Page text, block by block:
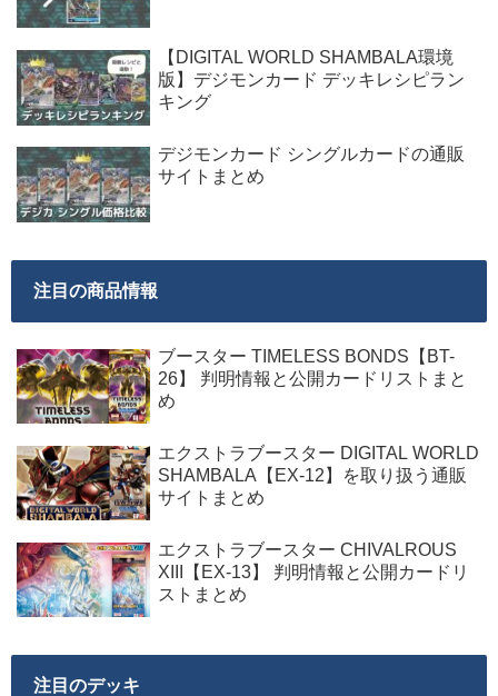
【DIGITAL WORLD SHAMBALA環境
版】デジモンカード デッキレシピラン
キング
デジモンカード シングルカードの通販
サイトまとめ
注目の商品情報
ブースター TIMELESS BONDS【BT-
26】 判明情報と公開カードリストまと
め
エクストラブースター DIGITAL WORLD
SHAMBALA【EX-12】を取り扱う通販
サイトまとめ
エクストラブースター CHIVALROUS
XIII【EX-13】 判明情報と公開カードリ
ストまとめ
注目のデッキ